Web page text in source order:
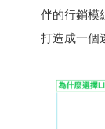
伴的行銷模
打造成一個